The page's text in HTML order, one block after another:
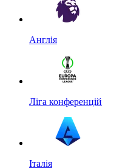
Англія
Ліга конференцій
Італія